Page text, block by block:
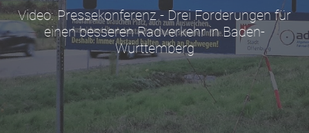
Video: Pressekonferenz - Drei Forderungen für
einen besseren Radverkehr in Baden-
Württemberg